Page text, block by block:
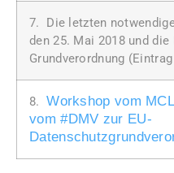
7. Die letzten
den 25. Mai 2018 und die
Grundverordnung
8.Workshop vom
vom #DMV zur EU-